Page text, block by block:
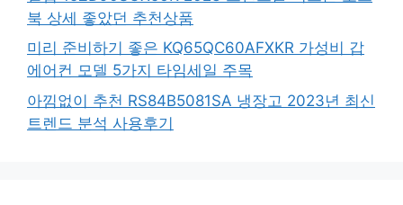
북 상세 좋았던 추천상품
미리 준비하기 좋은 KQ65QC60AFXKR 가성비 갑
에어컨 모델 5가지 타임세일 주목
아낌없이 추천 RS84B5081SA 냉장고 2023년 최신
트렌드 분석 사용후기